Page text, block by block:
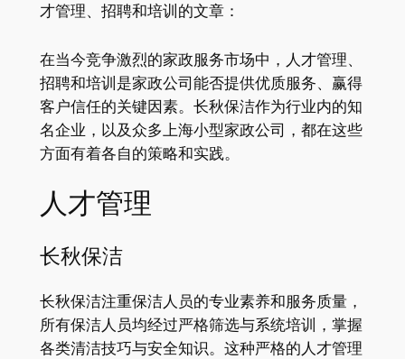
才管理、招聘和培训的文章：
在当今竞争激烈的家政服务市场中，人才管理、
招聘和培训是家政公司能否提供优质服务、赢得
客户信任的关键因素。长秋保洁作为行业内的知
名企业，以及众多上海小型家政公司，都在这些
方面有着各自的策略和实践。
人才管理
长秋保洁
长秋保洁注重保洁人员的专业素养和服务质量，
所有保洁人员均经过严格筛选与系统培训，掌握
各类清洁技巧与安全知识。这种严格的人才管理